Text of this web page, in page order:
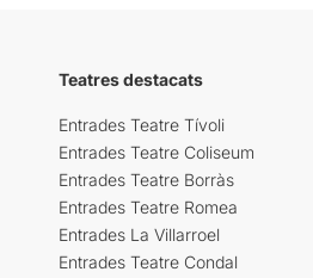
Teatres destacats
Entrades Teatre Tívoli
Entrades Teatre Coliseum
Entrades Teatre Borràs
Entrades Teatre Romea
Entrades La Villarroel
Entrades Teatre Condal